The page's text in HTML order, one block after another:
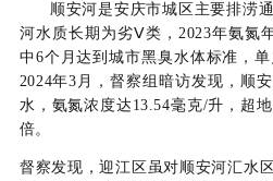
顺安河是安庆市城区主要排涝
河水质长期为劣Ⅴ类，2023年氨氮
中6个月达到城市黑臭水体标准，
2024年3月，督察组暗访发现，顺
水，氨氮浓度达13.54毫克/升，超
倍。
督察发现，迎江区虽对顺安河汇水